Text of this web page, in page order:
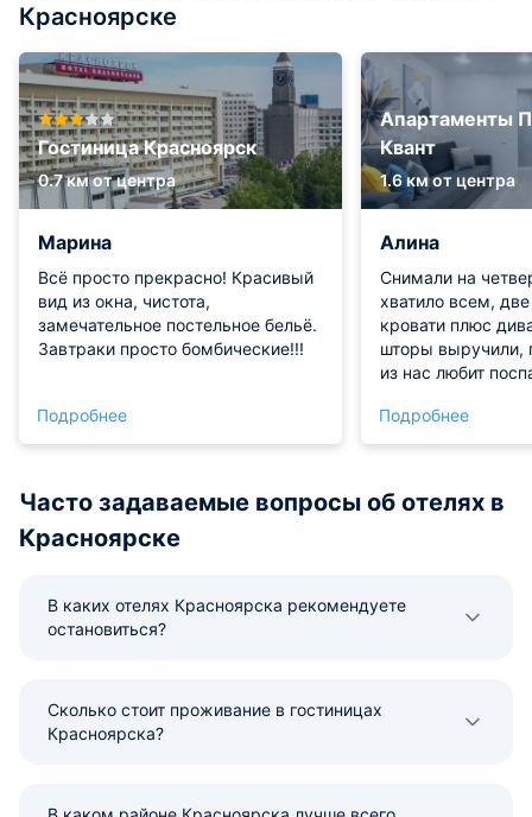
Красноярске
Гостиница Красноярск
0.7 км от центра
Марина
Всё просто прекрасно! Красивый
вид из окна, чистота,
замечательное постельное бельё.
Завтраки просто бомбические!!!
Подробнее
Апартаменты
Квант
1.6 км от центра
Алина
Снимали на
хватило всем,
кровати плюс
шторы выручили,
из нас любит
Кухня большая,
ужины всей
Рядом ТЦ и
все понравилось!
Подробнее
Часто задаваемые вопросы об отелях в
Красноярске
В каких отелях Красноярска рекомендуете
остановиться?
Сколько стоит проживание в гостиницах
Красноярска?